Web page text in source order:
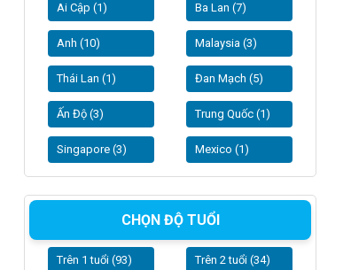
Ai Cập (1) Ba Lan (7)
Anh (10) Malaysia (3)
Thái Lan (1) Đan Mạch (5)
Ấn Độ (3) Trung Quốc (1)
Singapore (3) Mexico (1)
CHỌN ĐỘ TUỔI
Trên 1 tuổi (93) Trên 2 tuổi (34)